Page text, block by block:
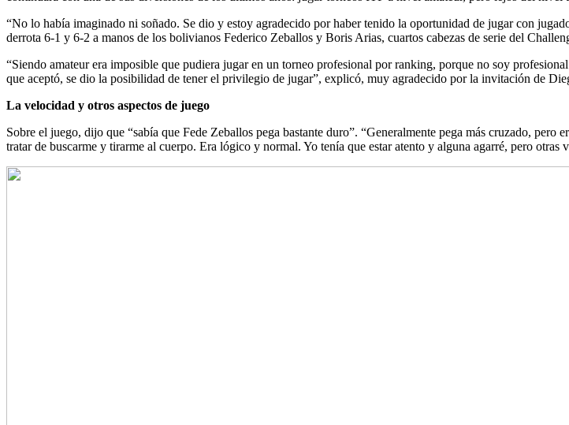
“No lo había imaginado ni soñado. Se dio y estoy agradecido por haber tenido la oportunidad de jugar con
derrota 6-1 y 6-2 a manos de los bolivianos Federico Zeballos y Boris Arias, cuartos cabezas de serie del
“Siendo amateur era imposible que pudiera jugar en un torneo profesional por ranking, porque no soy
que aceptó, se dio la posibilidad de tener el privilegio de jugar”, explicó, muy agradecido por la invitación de
La velocidad y otros aspectos de juego
Sobre el juego, dijo que “sabía que Fede Zeballos pega bastante duro”. “Generalmente pega más cruzado,
tratar de buscarme y tirarme al cuerpo. Era lógico y normal. Yo tenía que estar atento y alguna agarré, pero otras